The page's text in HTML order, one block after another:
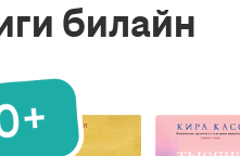
билайн